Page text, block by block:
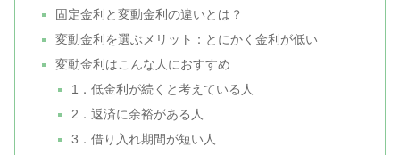
固定金利と変動金利の違いとは？
変動金利を選ぶメリット：とにかく金利が低い
変動金利はこんな人におすすめ
1．低金利が続くと考えている人
2．返済に余裕がある人
3．借り入れ期間が短い人